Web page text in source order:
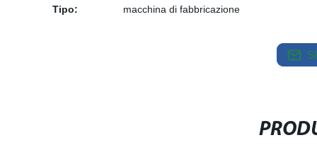
Tipo:
macchina di fabbricazione